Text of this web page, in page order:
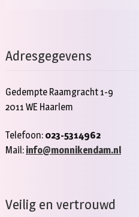
Adresgegevens
Gedempte Raamgracht 1-9
2011 WE Haarlem
Telefoon: 023-5314962
Mail: info@monnikendam.nl
Veilig en vertrouwd